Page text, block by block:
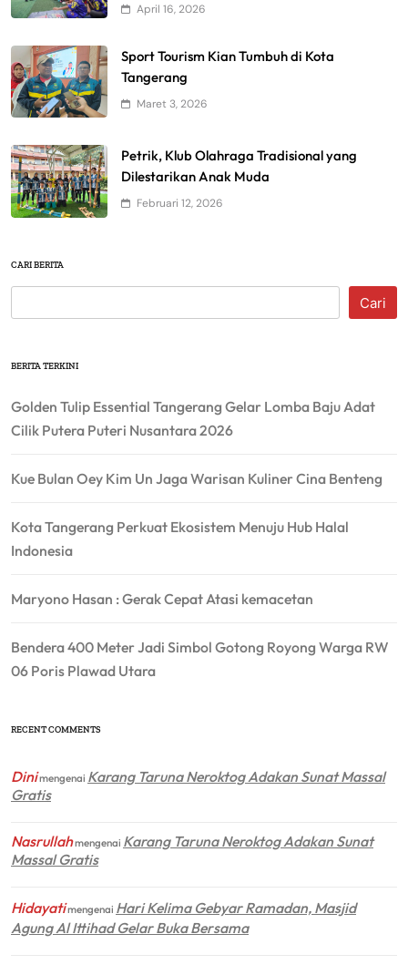
April 16, 2026
Sport Tourism Kian Tumbuh di Kota
Tangerang
Maret 3, 2026
Petrik, Klub Olahraga Tradisional yang
Dilestarikan Anak Muda
Februari 12, 2026
CARI BERITA
Cari
BERITA TERKINI
Golden Tulip Essential Tangerang Gelar Lomba Baju Adat
Cilik Putera Puteri Nusantara 2026
Kue Bulan Oey Kim Un Jaga Warisan Kuliner Cina Benteng
Kota Tangerang Perkuat Ekosistem Menuju Hub Halal
Indonesia
Maryono Hasan : Gerak Cepat Atasi kemacetan
Bendera 400 Meter Jadi Simbol Gotong Royong Warga RW
06 Poris Plawad Utara
RECENT COMMENTS
Dinimengenai Karang Taruna Neroktog Adakan Sunat Massal
Gratis
Nasrullahmengenai Karang Taruna Neroktog Adakan Sunat
Massal Gratis
Hidayatimengenai Hari Kelima Gebyar Ramadan, Masjid
Agung Al Ittihad Gelar Buka Bersama